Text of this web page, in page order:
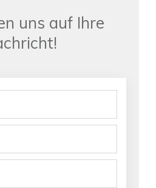
uns auf Ihre